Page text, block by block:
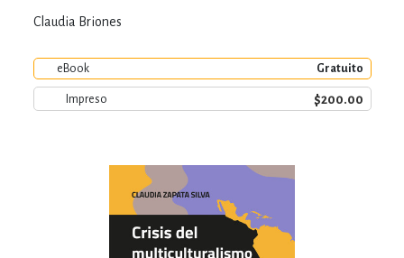
Claudia Briones
eBook Gratuito
Impreso $200.00